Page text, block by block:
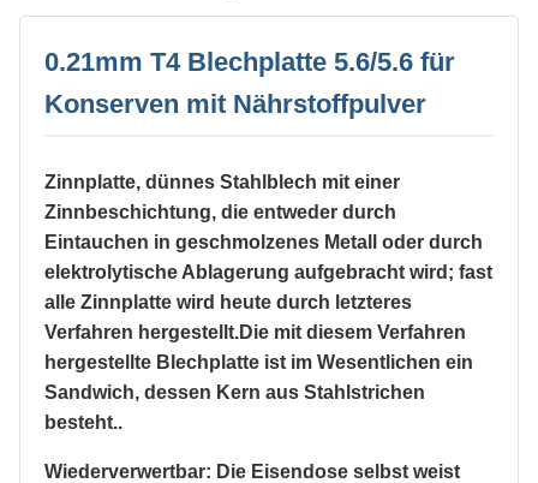
0.21mm T4 Blechplatte 5.6/5.6 für
Konserven mit Nährstoffpulver
Zinnplatte, dünnes Stahlblech mit einer
Zinnbeschichtung, die entweder durch
Eintauchen in geschmolzenes Metall oder durch
elektrolytische Ablagerung aufgebracht wird; fast
alle Zinnplatte wird heute durch letzteres
Verfahren hergestellt.Die mit diesem Verfahren
hergestellte Blechplatte ist im Wesentlichen ein
Sandwich, dessen Kern aus Stahlstrichen
besteht..
Wiederverwertbar: Die Eisendose selbst weist